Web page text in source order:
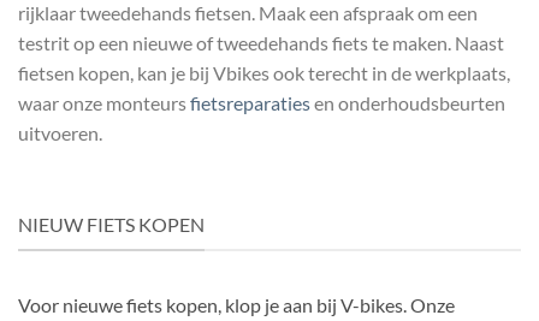
rijklaar tweedehands fietsen. Maak een afspraak om een
testrit op een nieuwe of tweedehands fiets te maken. Naast
fietsen kopen, kan je bij Vbikes ook terecht in de werkplaats,
waar onze monteursfietsreparatiesen onderhoudsbeurten
uitvoeren.
NIEUW FIETS KOPEN
Voor nieuwe fiets kopen, klop je aan bij V-bikes. Onze